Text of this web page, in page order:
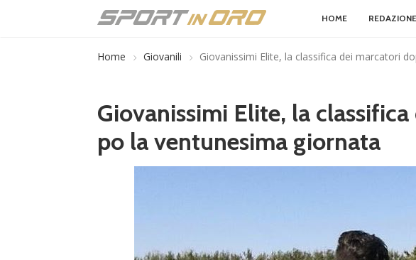
HOME REDAZIONE
Home Giovanili Giovanissimi Elite, la classifica dei marcatori
Giovanissimi Elite, la
po la ventunesima giornata